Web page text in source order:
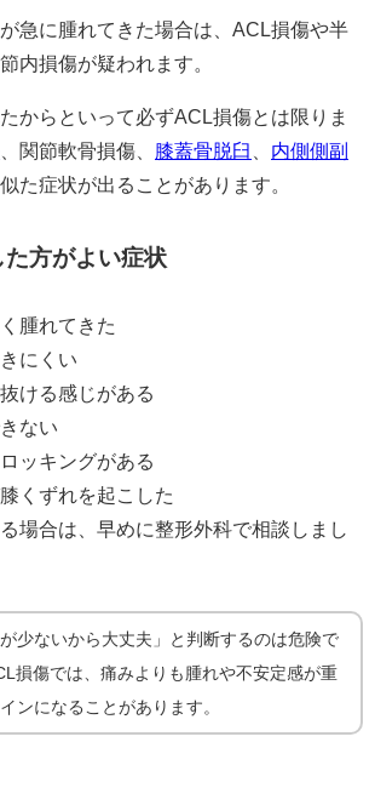
急に腫れてきた場合は、ACL損傷や半
内損傷が疑われます。
からといって必ずACL損傷とは限りま
、関節軟骨損傷、 膝蓋骨脱臼
内側側副
た症状が出ることがあります。
方がよい症状
腫れてきた
にくい
ける感じがある
ない
ッキングがある
くずれを起こした
場合は、早めに整形外科で相談しまし
が少ないから大丈夫」と判断するのは危険で
損傷では、痛みよりも腫れや不安定感が重
ンになることがあります。